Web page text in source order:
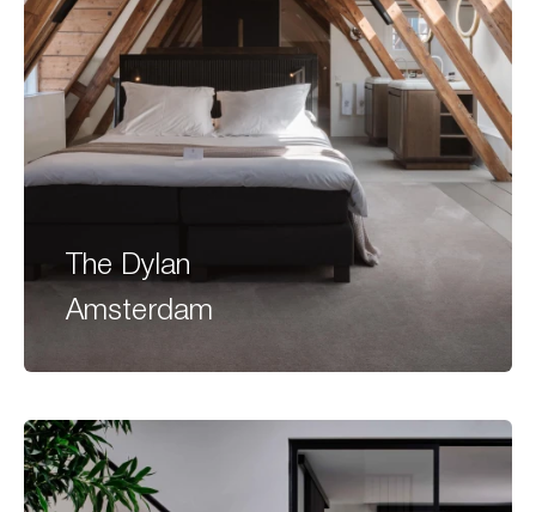
The Dylan
Amsterdam